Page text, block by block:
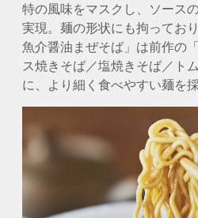
特の風味をマスクし、ソース
実現。麺の形状にも拘ってお
魚介醤油まぜそば」は前作の
ス焼きそば／塩焼きそば／ト
に、より細く食べやすい麺を